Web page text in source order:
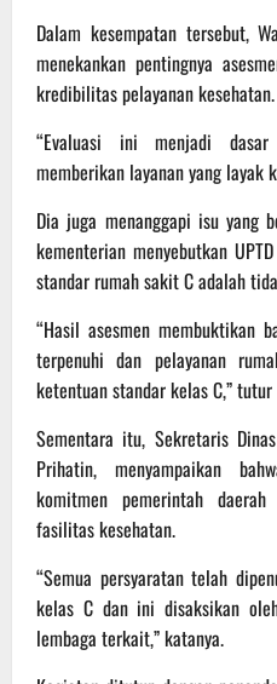
Dalam kesempatan tersebut,
menekankan pentingnya
kredibilitas pelayanan kesehatan.
“Evaluasi ini menjadi
memberikan layanan yang layak
Dia juga menanggapi isu yang
kementerian menyebutkan
standar rumah sakit C adalah
“Hasil asesmen membuktikan
terpenuhi dan pelayanan
ketentuan standar kelas C,” tutur
Sementara itu, Sekretaris
Prihatin, menyampaikan
komitmen pemerintah
fasilitas kesehatan.
“Semua persyaratan telah
kelas C dan ini disaksikan
lembaga terkait,” katanya.